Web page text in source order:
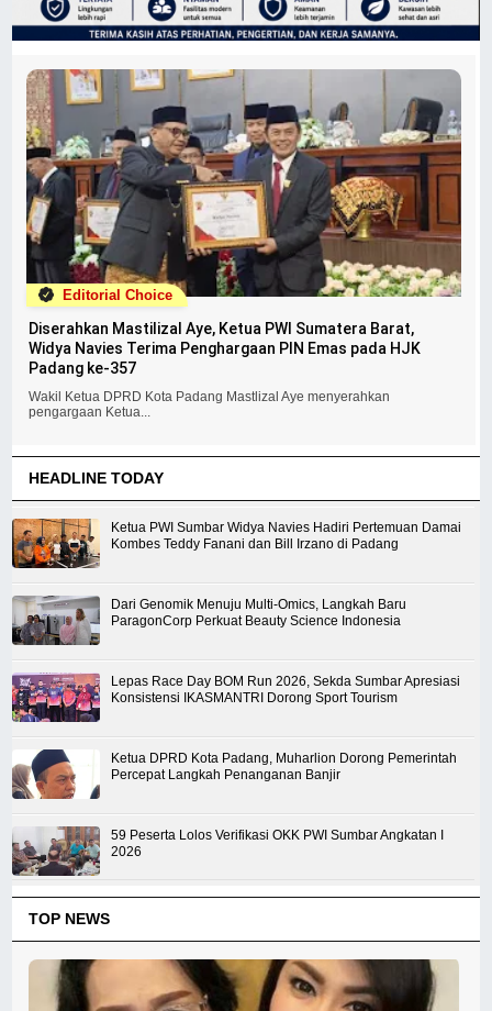
Editorial Choice
Diserahkan Mastilizal Aye, Ketua PWI Sumatera Barat,
Widya Navies Terima Penghargaan PIN Emas pada HJK
Padang ke-357
Wakil Ketua DPRD Kota Padang Mastlizal Aye menyerahkan
pengargaan Ketua...
HEADLINE TODAY
Ketua PWI Sumbar Widya Navies Hadiri Pertemuan Damai
Kombes Teddy Fanani dan Bill Irzano di Padang
Dari Genomik Menuju Multi-Omics, Langkah Baru
ParagonCorp Perkuat Beauty Science Indonesia
Lepas Race Day BOM Run 2026, Sekda Sumbar Apresiasi
Konsistensi IKASMANTRI Dorong Sport Tourism
Ketua DPRD Kota Padang, Muharlion Dorong Pemerintah
Percepat Langkah Penanganan Banjir
59 Peserta Lolos Verifikasi OKK PWI Sumbar Angkatan I
2026
TOP NEWS